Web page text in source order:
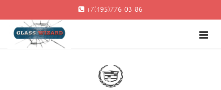
+7(495)776-03-86